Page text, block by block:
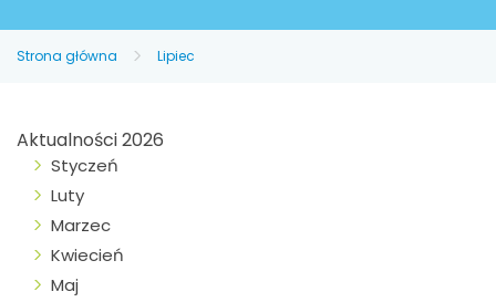
Strona główna Lipiec
Aktualności 2026
Styczeń
Luty
Marzec
Kwiecień
Maj